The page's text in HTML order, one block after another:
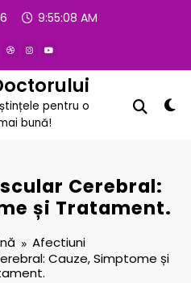
9:55:09 AM
pentru o
bună!
Cerebral:
și Tratament.
Afectiuni
Cauze, Simptome și